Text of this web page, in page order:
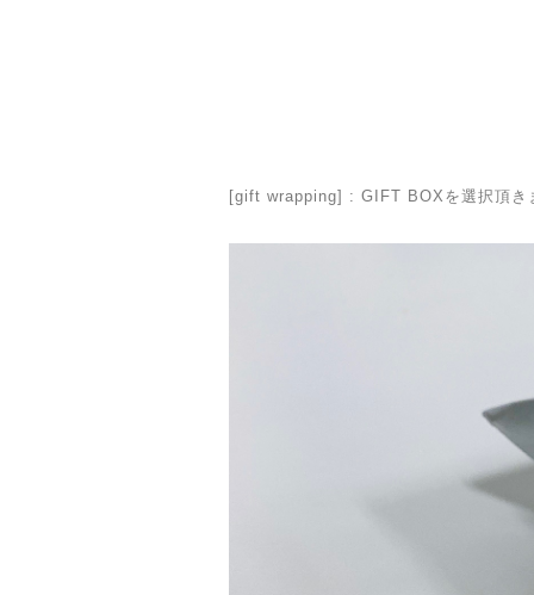
[gift wrapping] : GIFT BOXを選択頂き